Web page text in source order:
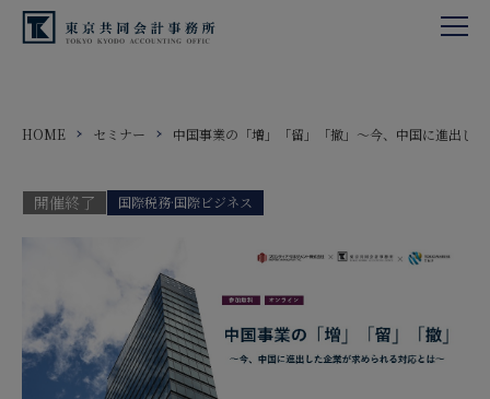
HOME セミナー 中国事業の「増」「留」「撤」～今、中国に進出し
開催終了 国際税務·国際ビジネス